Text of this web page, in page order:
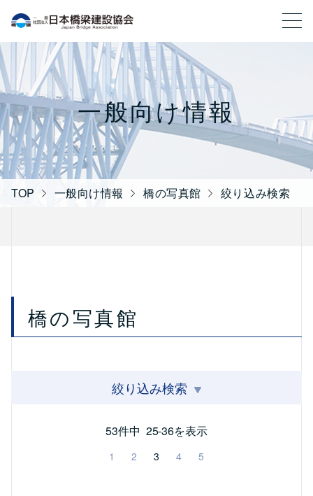
一般社団法人 日本橋梁建設協会
一般向け情報
TOP 一般向け情報 橋の写真館 絞り込み検索
橋の写真館
絞り込み検索
53件中 25-36を表示
1 2 3 4 5